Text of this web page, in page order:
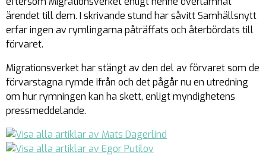
ärendet till dem. I skrivande stund har såvitt Samhällsnytt
erfar ingen av rymlingarna påträffats och återbördats till
förvaret.
Migrationsverket har stängt av den del av förvaret som de
förvarstagna rymde ifrån och det pågår nu en utredning
om hur rymningen kan ha skett, enligt myndighetens
pressmeddelande.